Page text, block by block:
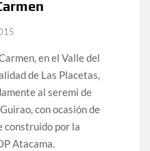
en el Valle del
de Las Placetas,
al seremi de
con ocasión de
construido por la
Atacama.